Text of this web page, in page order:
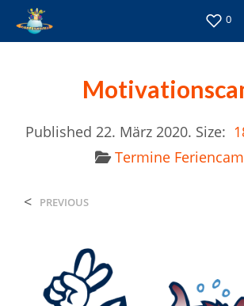
0
Published 22. März 2020. Size:
Termine
< PREVIOUS